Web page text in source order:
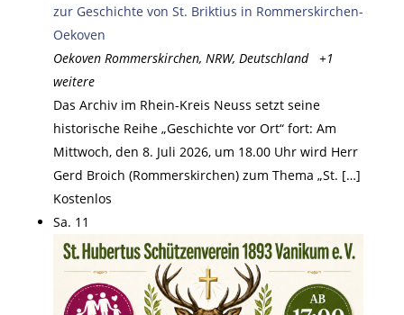
zur Geschichte von St. Briktius in Rommerskirchen-
Oekoven
Oekoven Rommerskirchen, NRW, Deutschland +1
weitere
Das Archiv im Rhein-Kreis Neuss setzt seine
historische Reihe „Geschichte vor Ort“ fort: Am
Mittwoch, den 8. Juli 2026, um 18.00 Uhr wird Herr
Gerd Broich (Rommerskirchen) zum Thema „St. […]
Kostenlos
Sa. 11